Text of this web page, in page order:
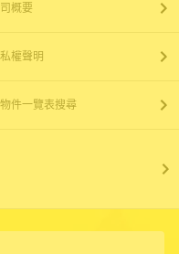
概要
權聲明
件一覽表搜尋